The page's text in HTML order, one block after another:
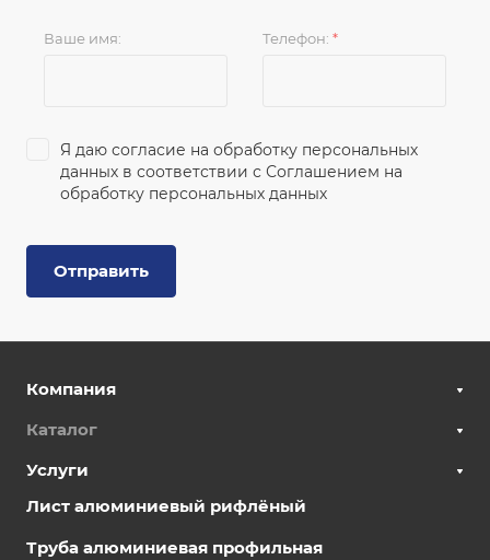
Ваше имя: Телефон: *
Я даю согласие на обработку персональных
данных в соответствии с Соглашением на
обработку персональных данных
Отправить
Компания
Каталог
Услуги
Лист алюминиевый рифлёный
Труба алюминиевая профильная